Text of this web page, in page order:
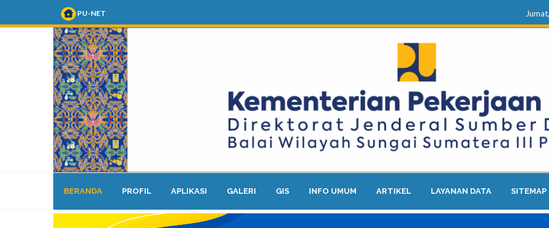
PU-NET
BERANDA PROFIL APLIKASI GALERI GIS INFO UMUM ARTIKEL LAYANAN DATA SITEMAP